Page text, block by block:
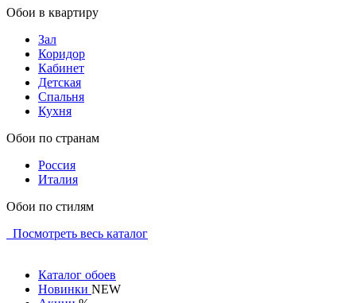
Обои в квартиру
Зал
Коридор
Кабинет
Детская
Спальня
Кухня
Обои по странам
Россия
Италия
Обои по стилям
Посмотреть весь каталог
Каталог обоев
Новинки NEW